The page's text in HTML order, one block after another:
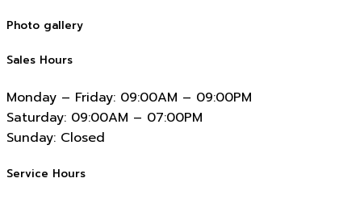
Photo gallery
Sales Hours
Monday – Friday: 09:00AM – 09:00PM
Saturday: 09:00AM – 07:00PM
Sunday: Closed
Service Hours